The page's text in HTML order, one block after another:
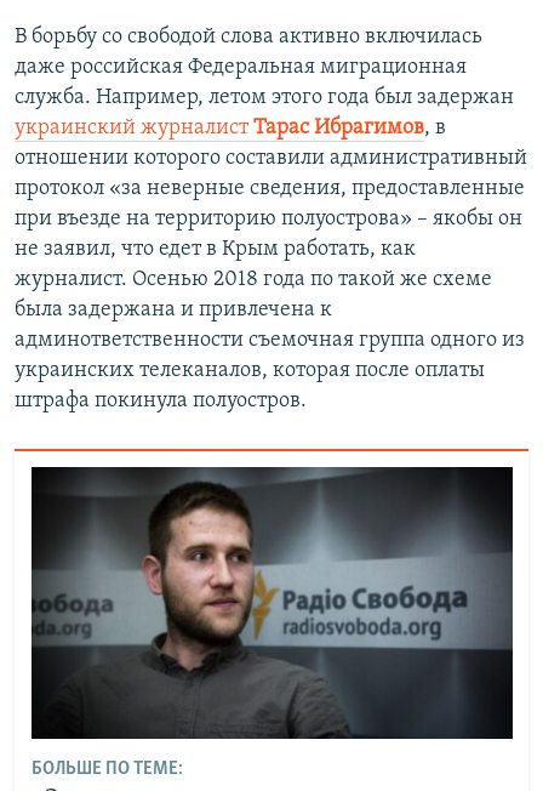
В борьбу со свободой слова активно включилась
даже российская Федеральная миграционная
служба. Например, летом этого года был задержан
украинский журналистТарас Ибрагимов, в
отношении которого составили административный
протокол «за неверные сведения, предоставленные
при въезде на территорию полуострова» – якобы он
не заявил, что едет в Крым работать, как
журналист. Осенью 2018 года по такой же схеме
была задержана и привлечена к
админответственности съемочная группа одного из
украинских телеканалов, которая после оплаты
штрафа покинула полуостров.
БОЛЬШЕ ПО ТЕМЕ: